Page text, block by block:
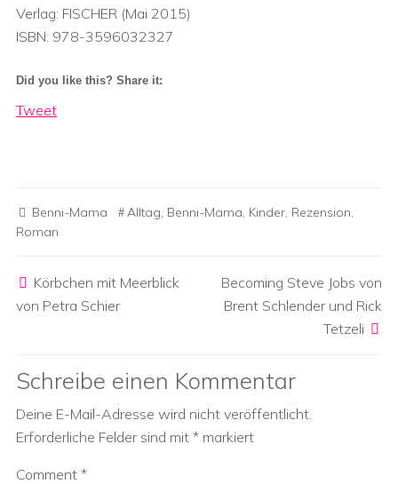
Verlag: FISCHER (Mai 2015)
ISBN: 978-3596032327
Did you like this? Share it:
Tweet
Benni-Mama Alltag, Benni-Mama, Kinder, Rezension,
Roman
Körbchen mit Meerblick
von Petra Schier
Becoming Steve Jobs von
Brent Schlender und Rick
Tetzeli
Schreibe einen Kommentar
Deine E-Mail-Adresse wird nicht veröffentlicht.
Erforderliche Felder sind mit * markiert
Comment *